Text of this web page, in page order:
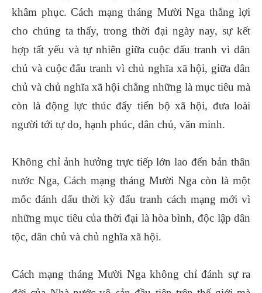
khâm phục. Cách mạng tháng Mười Nga thắng lợi
cho chúng ta thấy, trong thời đại ngày nay, sự kết
hợp tất yếu và tự nhiên giữa cuộc đấu tranh vì dân
chủ và cuộc đấu tranh vì chủ nghĩa xã hội, giữa dân
chủ và chủ nghĩa xã hội chẳng những là mục tiêu mà
còn là động lực thúc đẩy tiến bộ xã hội, đưa loài
người tới tự do, hạnh phúc, dân chủ, văn minh.
Không chỉ ảnh hưởng trực tiếp lớn lao đến bản thân
nước Nga, Cách mạng tháng Mười Nga còn là một
mốc đánh dấu thời kỳ đấu tranh cách mạng mới vì
những mục tiêu của thời đại là hòa bình, độc lập dân
tộc, dân chủ và chủ nghĩa xã hội.
Cách mạng tháng Mười Nga không chỉ đánh sự ra